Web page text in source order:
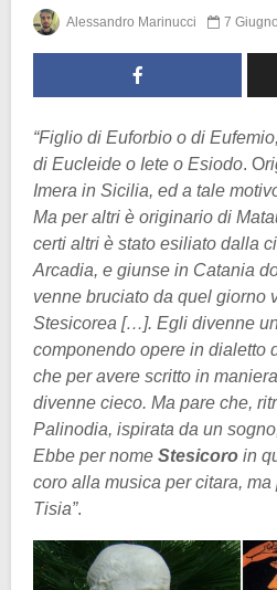
Alessandro Marinucci 7
“Figlio di Euforbio o di
di Eucleide o Iete o Esiodo. O
Imera in Sicilia, ed a tale
Ma per altri è originario di
certi altri è stato esiliato dalla
Arcadia, e giunse in Catania
venne bruciato da quel giorno
Stesicorea […]. Egli divenne
componendo opere in dialetto
che per avere scritto in
divenne cieco. Ma pare che,
Palinodia, ispirata da un
Ebbe per nome Stesicoro in
coro alla musica per citara,
Tisia”.